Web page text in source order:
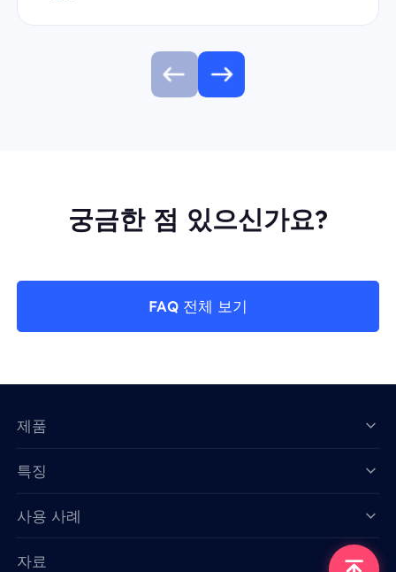
궁금한 점 있으신가요?
FAQ 전체 보기
제품
특징
사용 사례
자료